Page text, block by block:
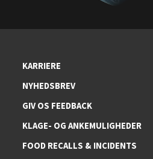
KARRIERE
NYHEDSBREV
GIV OS FEEDBACK
KLAGE- OG ANKEMULIGHEDER
FOOD RECALLS & INCIDENTS